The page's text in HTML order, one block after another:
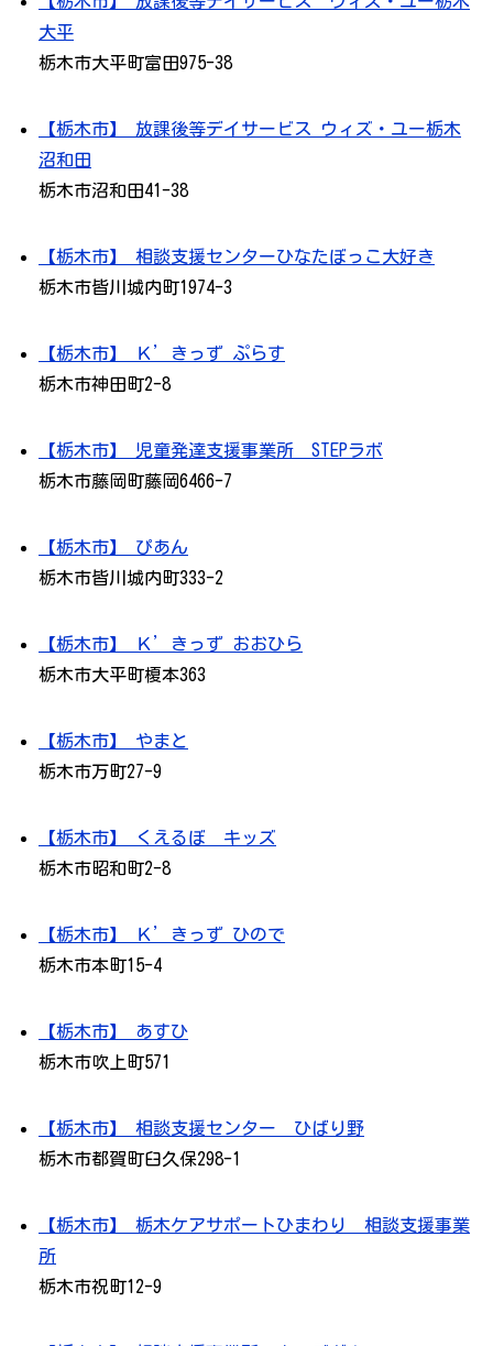
大平
栃木市大平町富田975-38
【栃木市】 放課後等デイサービス ウィズ・ユー栃木
沼和田
栃木市沼和田41-38
【栃木市】 相談支援センターひなたぼっこ大好き
栃木市皆川城内町1974-3
【栃木市】 Ｋ’きっず ぷらす
栃木市神田町2-8
【栃木市】 児童発達支援事業所 STEPラボ
栃木市藤岡町藤岡6466-7
【栃木市】 ぴあん
栃木市皆川城内町333-2
【栃木市】 Ｋ’きっず おおひら
栃木市大平町榎本363
【栃木市】 やまと
栃木市万町27-9
【栃木市】 くえるぼ キッズ
栃木市昭和町2-8
【栃木市】 Ｋ’きっず ひので
栃木市本町15-4
【栃木市】 あすひ
栃木市吹上町571
【栃木市】 相談支援センター ひばり野
栃木市都賀町臼久保298-1
【栃木市】 栃木ケアサポートひまわり 相談支援事業
所
栃木市祝町12-9